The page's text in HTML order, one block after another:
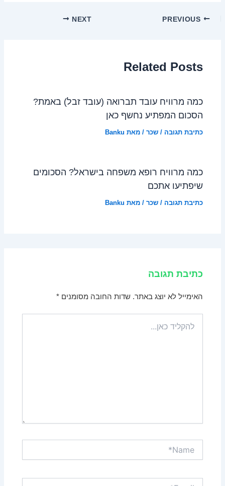
NEXT
Related Posts
כמה מרוויח עובד תברואה (עובד זבל) באמת?
הסכום המפתיע נחשף כאן
כתיבת תגובה /שכר / מאת Banku
כמה מרוויח רופא משפחה בישראל? הסכומים
שיפתיעו אתכם
כתיבת תגובה /שכר / מאת Banku
כתיבת תגובה
האימייל לא יוצג באתר. שדות החובה מסומנים*
כאן...